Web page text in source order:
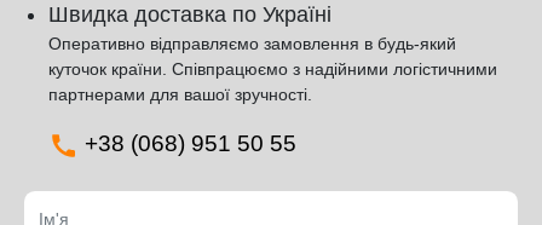
Швидка доставка по Україні
Оперативно відправляємо замовлення в будь-який
куточок країни. Співпрацюємо з надійними логістичними
партнерами для вашої зручності.
+38 (068) 951 50 55